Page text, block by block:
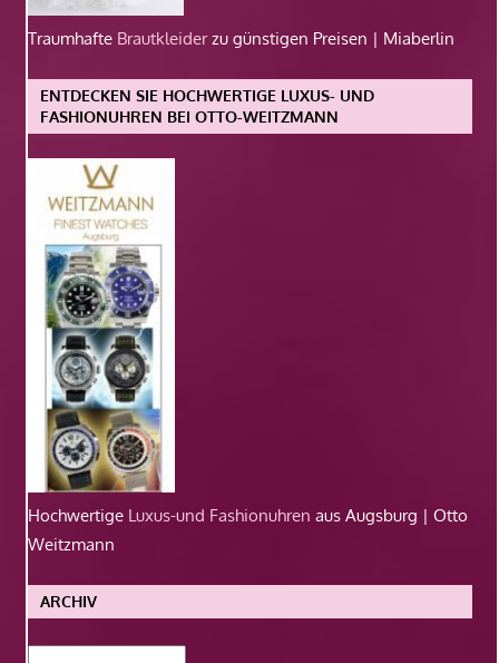
Traumhafte Brautkleiderzu günstigen Preisen | Miaberlin
ENTDECKEN SIE HOCHWERTIGE LUXUS- UND
FASHIONUHREN BEI OTTO-WEITZMANN
Hochwertige Luxus-und Fashionuhren aus Augsburg | Otto
Weitzmann
ARCHIV